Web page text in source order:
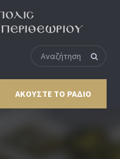
ΑΚΟΥΣΤΕ ΤΟ ΡΑΔΙΟ